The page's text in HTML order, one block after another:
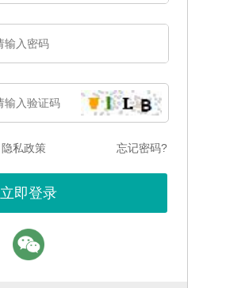
隐私政策 忘记密码?